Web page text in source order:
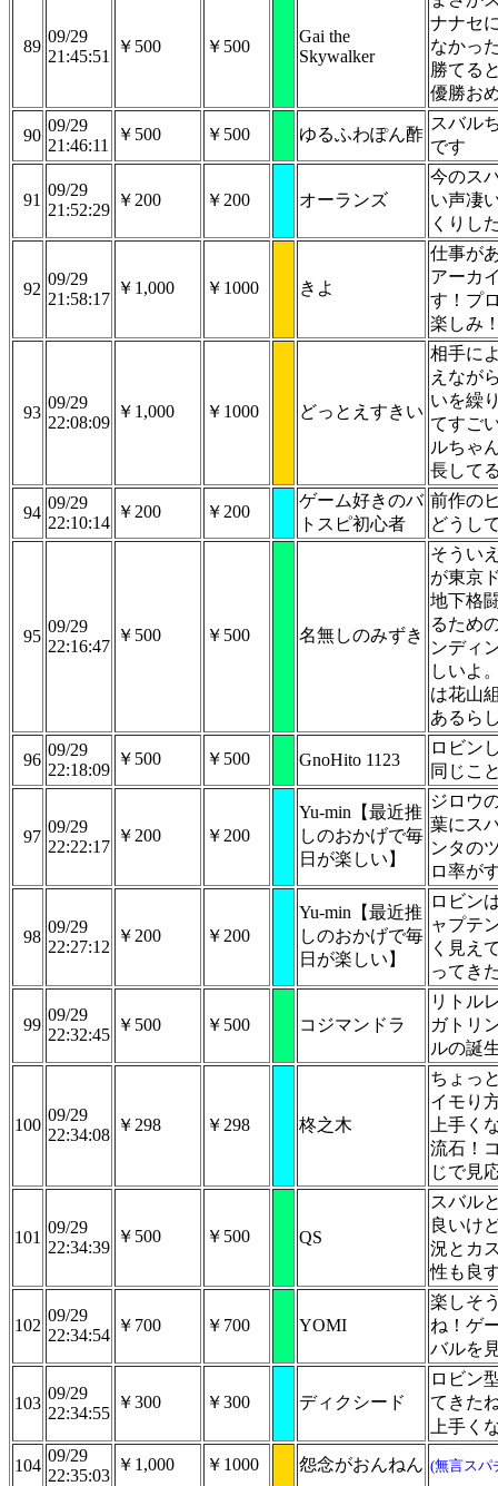
89
09/29
21:45:51
￥500 ￥500
Gai the
Skywalker
ナナセ
なかっ
勝てる
優勝お
90
09/29
21:46:11
￥500 ￥500 ゆるふわぽん酢
スバル
です
91
09/29
21:52:29
￥200 ￥200 オーランズ
今のス
い声凄
くりし
92
09/29
21:58:17
￥1,000 ￥1000 きよ
仕事が
アーカ
す！プ
楽しみ
93
09/29
22:08:09
￥1,000 ￥1000 どっとえすきい
相手に
えなが
いを繰
てすご
ルちゃ
長して
94
09/29
22:10:14
￥200 ￥200
ゲーム好きのバ
トスピ初心者
前作の
どうし
95
09/29
22:16:47
￥500 ￥500 名無しのみずき
そうい
が東京
地下格
るため
ンディ
しいよ
は花山
あるら
96
09/29
22:18:09
￥500 ￥500 GnoHito 1123
ロビン
同じこ
97
09/29
22:22:17
￥200 ￥200
Yu-min【最近推
しのおかげで毎
日が楽しい】
ジロウ
葉にス
ンタの
ロ率が
98
09/29
22:27:12
￥200 ￥200
Yu-min【最近推
しのおかげで毎
日が楽しい】
ロビン
ャプテ
く見え
ってき
99
09/29
22:32:45
￥500 ￥500 コジマンドラ
リトル
ガトリ
ルの誕
100
09/29
22:34:08
￥298 ￥298 柊之木
ちょっ
イモり
上手く
流石！
じで見
101
09/29
22:34:39
￥500 ￥500 QS
スバル
良いけ
況とカ
性も良
102
09/29
22:34:54
￥700 ￥700 YOMI
楽しそ
ね！ゲ
バルを
103
09/29
22:34:55
￥300 ￥300 ディクシード
ロビン
てきた
上手く
104
09/29
22:35:03
￥1,000 ￥1000 怨念がおんねん (無言スパ